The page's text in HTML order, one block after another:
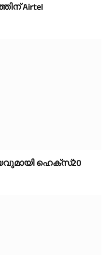
Airtel
ഹെക്സ്20